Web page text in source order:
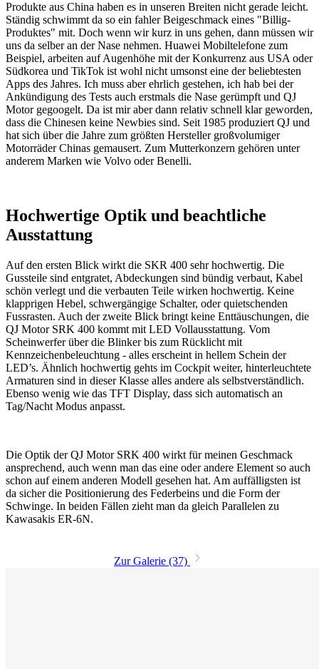
Produkte aus China haben es in unseren Breiten nicht gerade leicht.
Ständig schwimmt da so ein fahler Beigeschmack eines "Billig-
Produktes" mit. Doch wenn wir kurz in uns gehen, dann müssen wir
uns da selber an der Nase nehmen. Huawei Mobiltelefone zum
Beispiel, arbeiten auf Augenhöhe mit der Konkurrenz aus USA oder
Südkorea und TikTok ist wohl nicht umsonst eine der beliebtesten
Apps des Jahres. Ich muss aber ehrlich gestehen, ich hab bei der
Ankündigung des Tests auch erstmals die Nase gerümpft und QJ
Motor gegoogelt. Da ist mir aber dann relativ schnell klar geworden,
dass die Chinesen keine Newbies sind. Seit 1985 produziert QJ und
hat sich über die Jahre zum größten Hersteller großvolumiger
Motorräder Chinas gemausert. Zum Mutterkonzern gehören unter
anderem Marken wie Volvo oder Benelli.
Hochwertige Optik und beachtliche
Ausstattung
Auf den ersten Blick wirkt die SKR 400 sehr hochwertig. Die
Gussteile sind entgratet, Abdeckungen sind bündig verbaut, Kabel
schön verlegt und die verbauten Teile wirken hochwertig. Keine
klapprigen Hebel, schwergängige Schalter, oder quietschenden
Fussrasten. Auch der zweite Blick bringt keine Enttäuschungen, die
QJ Motor SRK 400 kommt mit LED Vollausstattung. Vom
Scheinwerfer über die Blinker bis zum Rücklicht mit
Kennzeichenbeleuchtung - alles erscheint in hellem Schein der
LED’s. Ähnlich hochwertig gehts im Cockpit weiter, hinterleuchtete
Armaturen sind in dieser Klasse alles andere als selbstverständlich.
Ebenso wenig wie das TFT Display, dass sich automatisch an
Tag/Nacht Modus anpasst.
Die Optik der QJ Motor SRK 400 wirkt für meinen Geschmack
ansprechend, auch wenn man das eine oder andere Element so auch
schon auf einem anderen Modell gesehen hat. Am auffälligsten ist
da sicher die Positionierung des Federbeins und die Form der
Schwinge. In beiden Fällen zieht man da gleich Parallelen zu
Kawasakis ER-6N.
Zur Galerie (37)